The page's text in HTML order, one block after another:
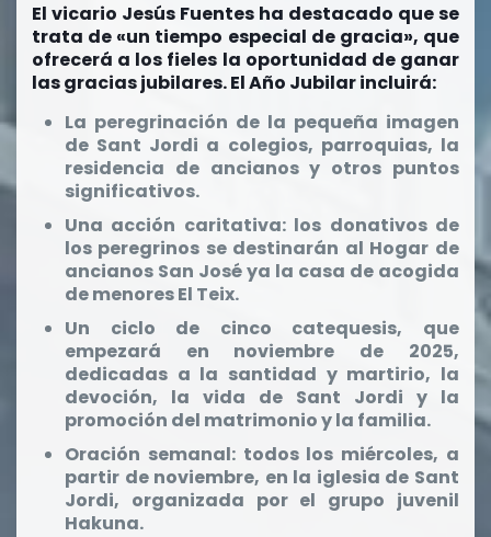
El vicario Jesús Fuentes ha destacado que se
trata de «un tiempo especial de gracia», que
ofrecerá a los fieles la oportunidad de ganar
las gracias jubilares. El Año Jubilar incluirá:
La peregrinación de la pequeña imagen
de Sant Jordi a colegios, parroquias, la
residencia de ancianos y otros puntos
significativos.
Una acción caritativa: los donativos de
los peregrinos se destinarán al Hogar de
ancianos San José ya la casa de acogida
de menores El Teix.
Un ciclo de cinco catequesis, que
empezará en noviembre de 2025,
dedicadas a la santidad y martirio, la
devoción, la vida de Sant Jordi y la
promoción del matrimonio y la familia.
Oración semanal: todos los miércoles, a
partir de noviembre, en la iglesia de Sant
Jordi, organizada por el grupo juvenil
Hakuna.